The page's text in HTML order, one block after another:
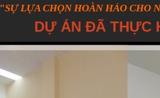
"SỰ LỰA CHỌN HOÀN HẢO CHO
DỰ ÁN ĐÃ THỰC